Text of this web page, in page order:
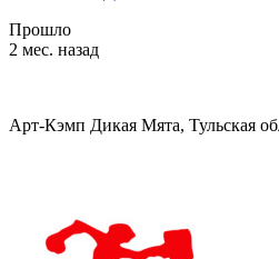
Прошло
2 мес. назад
Арт-Кэмп Дикая Мята, Тульская